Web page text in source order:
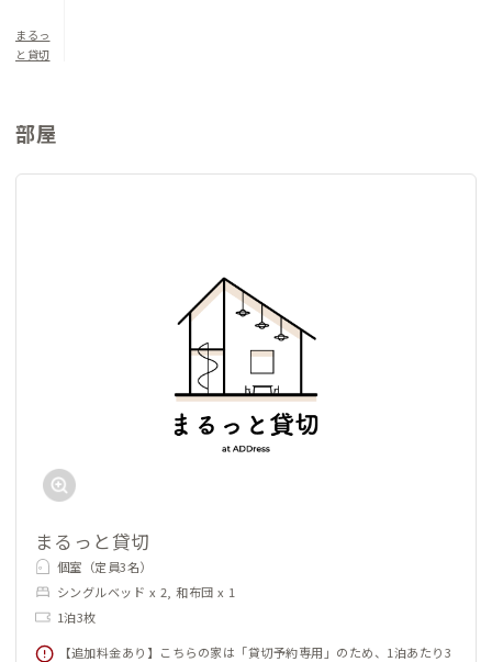
まるっ
と貸切
部屋
まるっと貸切
個室（定員3名）
シングルベッド x 2, 和布団 x 1
1泊3枚
【追加料金あり】こちらの家は「貸切予約専用」のため、1泊あたり3